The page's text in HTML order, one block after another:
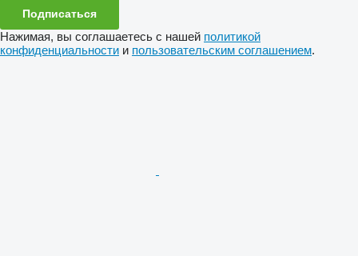
Подписаться
Нажимая, вы соглашаетесь с нашей политикой
конфиденциальности и пользовательским соглашением.